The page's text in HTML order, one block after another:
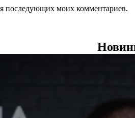
последующих моих комментариев.